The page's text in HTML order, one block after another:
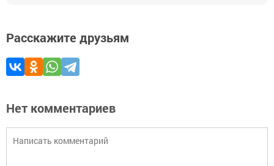
Расскажите друзьям
Нет комментариев